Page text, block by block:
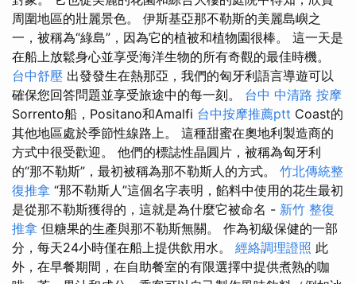
周圍地區的壯麗景色。 伊斯基亞那不勒斯的美麗島嶼之
一，被稱為“綠島”，因為它的植被和植物園很棒。 這一天是
在船上放鬆身心並享受海洋生物的所有奇觀的最佳時機。
台中舒壓 出發發生在熱那亞，我們的匈牙利語言導遊可以
確保您回答問題並享受旅途中的每一刻。 台中 中清路 按摩
Sorrento船，Positano和Amalfi 台中按摩推薦ptt Coast的
其他地區處於季節性線路上。 這種甜蜜在奧地利製造商的
方式中很受歡迎。 他們的標誌性晶圓片，被稱為匈牙利
的“那不勒斯”，最初被稱為那不勒斯人的方式。 竹北傳統整
復推拿 “那不勒斯人”這個名字表明，餡料中使用的花生最初
是從那不勒斯獲得的，這就是為什麼它被命名 - 新竹 整復
推拿 但糖果的生產與那不勒斯無關。 作為初級保健的一部
分，每天24小時僅在船上提供飲用水。 經絡調理證照 此
外，在早餐期間，在自助餐室的有限選擇中提供煮熟的咖